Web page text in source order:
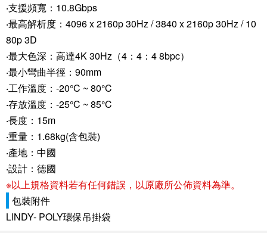
‧支援頻寬：10.8Gbps
‧最高解析度：4096 x 2160p 30Hz / 3840 x 2160p 30Hz / 10
80p 3D
‧最大色深：高達4K 30Hz（4：4：4 8bpc）
‧最小彎曲半徑：90mm
‧工作溫度：-20°C ~ 80°C
‧存放溫度：-25°C ~ 85°C
‧長度：15m
‧重量：1.68kg(含包裝)
‧產地：中國
‧設計：德國
※以上規格資料若有任何錯誤，以原廠所公佈資料為準。
包裝附件
LINDY- POLY環保吊掛袋